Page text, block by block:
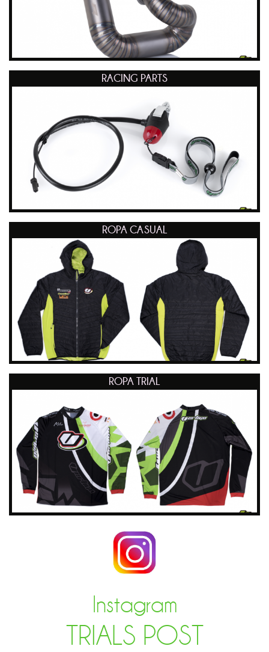
RACING PARTS
ROPA CASUAL
ROPA TRIAL
Instagram
TRIALS POST